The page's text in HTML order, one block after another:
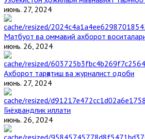
июнь. 27, 2024
Матбуот ва оммавий ахборот
июнь. 26, 2024
Ахборот тарқатиш ва журналист одоби
июнь. 27, 2024
Гиёҳвандлик иллати
июнь. 26, 2024